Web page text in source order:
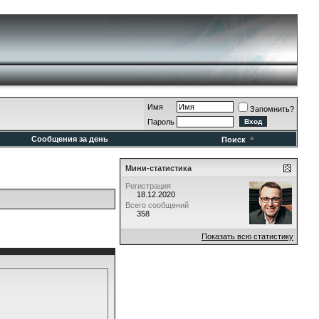
Имя
Запомнить?
Пароль
Сообщения за день Поиск
Мини-статистика
Регистрация
18.12.2020
Всего сообщений
358
Показать всю статистику